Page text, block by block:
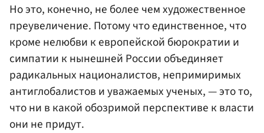
Но это, конечно, не более чем художественное
преувеличение. Потому что единственное, что
кроме нелюбви к европейской бюрократии и
симпатии к нынешней России объединяет
радикальных националистов, непримиримых
антиглобалистов и уважаемых ученых, — это то,
что ни в какой обозримой перспективе к власти
они не придут.